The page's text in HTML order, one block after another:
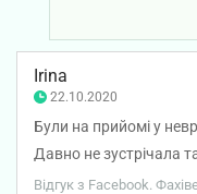
Курти Марії
клініки та
теплі емоції.
міцного здоров'я!
Irina
22.10.2020
Були на прийомі у
Давно не зустрічала
настільки комплексно
Відгук з Facebook.